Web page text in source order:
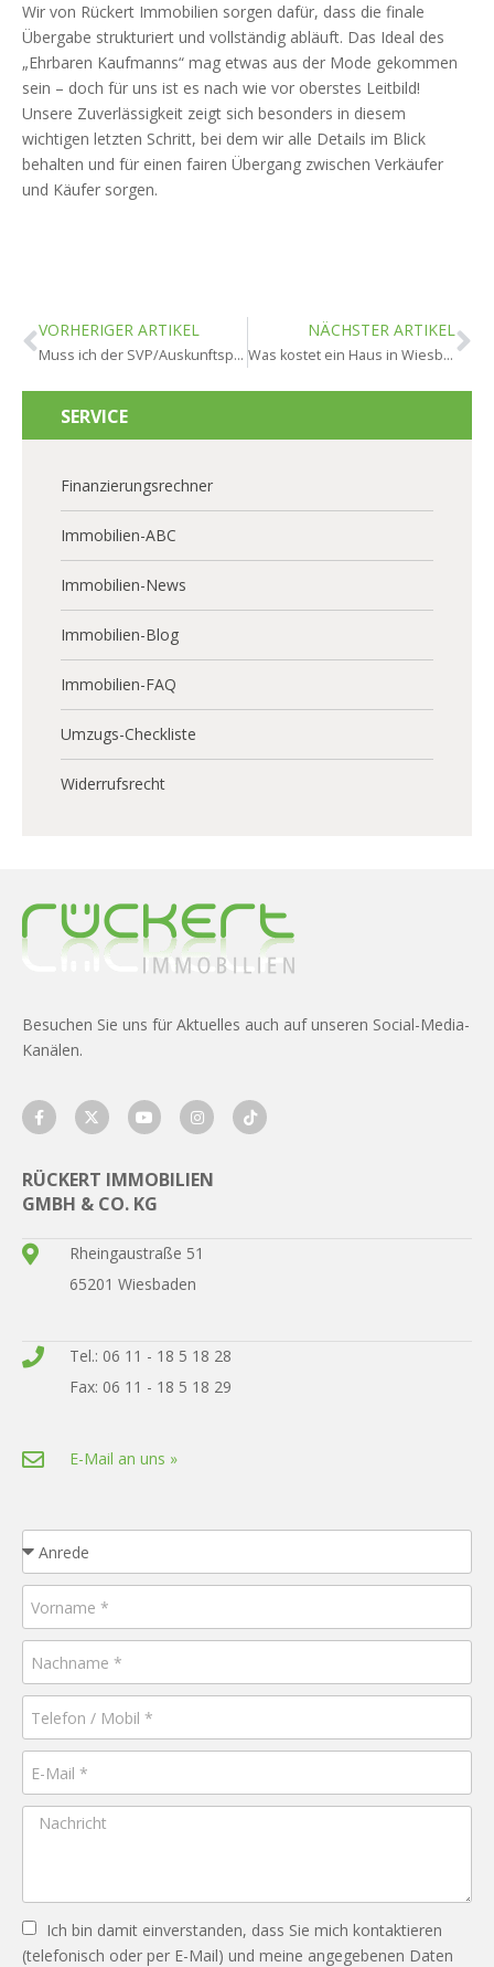
Wir von Rückert Immobilien sorgen dafür, dass die finale
Übergabe strukturiert und vollständig abläuft. Das Ideal des
„Ehrbaren Kaufmanns“ mag etwas aus der Mode gekommen
sein – doch für uns ist es nach wie vor oberstes Leitbild!
Unsere Zuverlässigkeit zeigt sich besonders in diesem
wichtigen letzten Schritt, bei dem wir alle Details im Blick
behalten und für einen fairen Übergang zwischen Verkäufer
und Käufer sorgen.
VORHERIGER ARTIKEL
Muss ich der SVP/Auskunftspflicht nachkommen in Wiesbaden?
NÄCHSTER ARTIKEL
Was kostet ein Haus in Wiesbaden?
SERVICE
Finanzierungsrechner
Immobilien-ABC
Immobilien-News
Immobilien-Blog
Immobilien-FAQ
Umzugs-Checkliste
Widerrufsrecht
Besuchen Sie uns für Aktuelles auch auf unseren Social-Media-
Kanälen.
RÜCKERT IMMOBILIEN
GMBH & CO. KG
Rheingaustraße 51
65201 Wiesbaden
Tel.: 06 11 - 18 5 18 28
Fax: 06 11 - 18 5 18 29
E-Mail an uns »
Ich bin damit einverstanden, dass Sie mich kontaktieren
(telefonisch oder per E-Mail) und meine angegebenen Daten